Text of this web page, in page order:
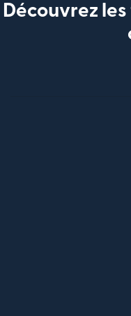
Découvrez